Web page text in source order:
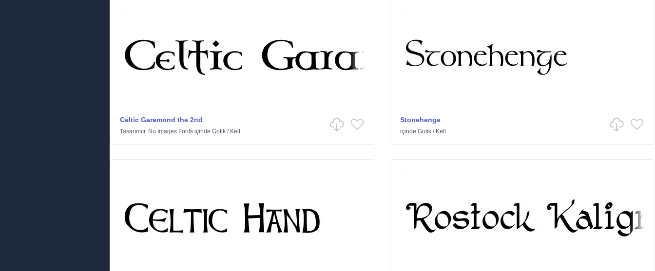
Celtic Garamond the 2nd
Tasarımcı: No Images Fonts içinde Gotik / Kelt
Stonehenge
içinde Gotik/ Kelt